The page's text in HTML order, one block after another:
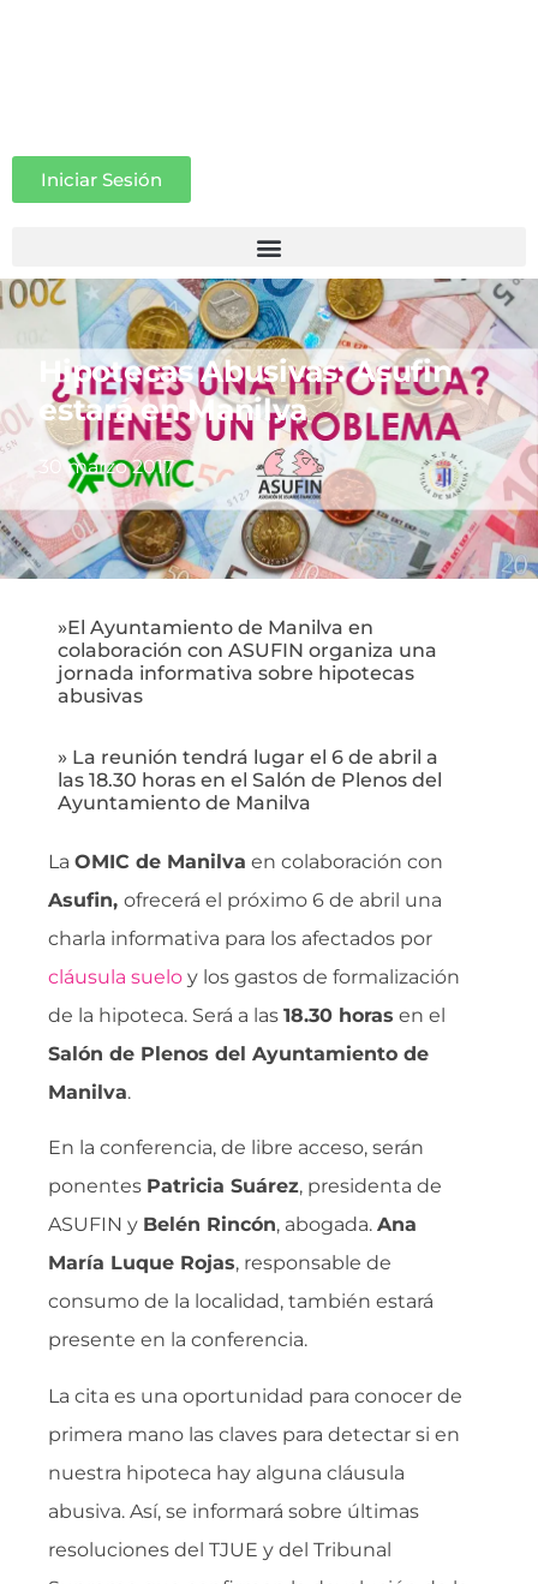
Iniciar Sesión
Hipotecas Abusivas: Asufin
estará en Manilva
30 marzo 2017
»El Ayuntamiento de Manilva en
colaboración con ASUFIN organiza una
jornada informativa sobre hipotecas
abusivas
» La reunión tendrá lugar el 6 de abril a
las 18.30 horas en el Salón de Plenos del
Ayuntamiento de Manilva
La OMIC de Manilva en colaboración con
Asufin, ofrecerá el próximo 6 de abril una
charla informativa para los afectados por
cláusula suelo y los gastos de formalización
de la hipoteca. Será a las 18.30 horas en el
Salón de Plenos del Ayuntamiento de
Manilva.
En la conferencia, de libre acceso, serán
ponentes Patricia Suárez, presidenta de
ASUFIN y Belén Rincón, abogada. Ana
María Luque Rojas, responsable de
consumo de la localidad, también estará
presente en la conferencia.
La cita es una oportunidad para conocer de
primera mano las claves para detectar si en
nuestra hipoteca hay alguna cláusula
abusiva. Así, se informará sobre últimas
resoluciones del TJUE y del Tribunal